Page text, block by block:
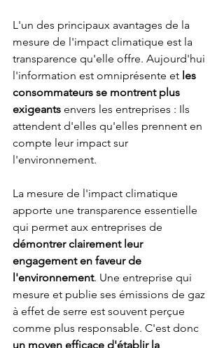
L'un des principaux avantages de la
mesure de l'impact climatique est la
transparence qu'elle offre. Aujourd'hui
l'information est omniprésente et les
consommateurs se montrent plus
exigeants envers les entreprises : Ils
attendent d'elles qu'elles prennent en
compte leur impact sur
l'environnement.
La mesure de l'impact climatique
apporte une transparence essentielle
qui permet aux entreprises de
démontrer clairement leur
engagement en faveur de
l'environnement. Une entreprise qui
mesure et publie ses émissions de gaz
à effet de serre est souvent perçue
comme plus responsable. C'est donc
un moyen efficace d'établir la